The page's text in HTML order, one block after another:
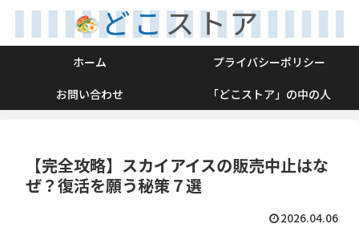
ホーム
プライバシーポリシー
お問い合わせ
「どこストア」の中の人
【完全攻略】スカイアイスの販売中止はな
ぜ？復活を願う秘策７選
2026.04.06